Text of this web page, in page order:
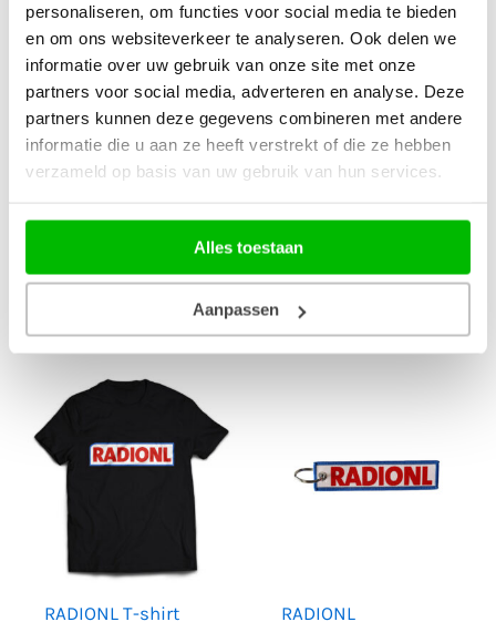
personaliseren, om functies voor social media te bieden
en om ons websiteverkeer te analyseren. Ook delen we
informatie over uw gebruik van onze site met onze
partners voor social media, adverteren en analyse. Deze
partners kunnen deze gegevens combineren met andere
informatie die u aan ze heeft verstrekt of die ze hebben
verzameld op basis van uw gebruik van hun services.
Alles toestaan
Aanpassen
te combineren met verschillende winterse outfits. Of
je nu kiest voor een casual look met een dikke
winterjas en jeans of voor een meer formele stijl met
een wollen mantel, de zwarte muts voegt een vleugje
ingetogen chic toe.
Gerelateerde producten
RADIONL T-shirt
RADIONL